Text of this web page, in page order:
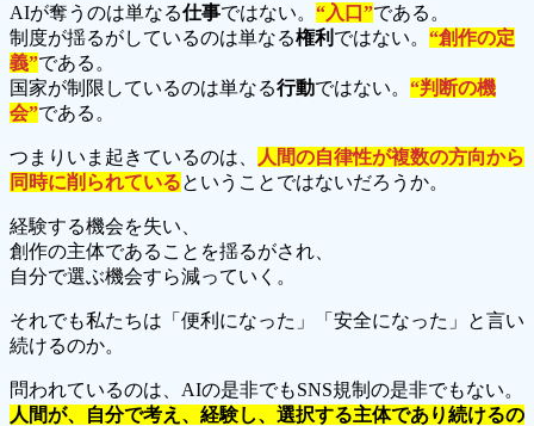
AIが奪うのは単なる仕事ではない。 “入口”である。
制度が揺るがしているのは単なる権利 ではない。 “創作の定
義”である。
国家が制限しているのは単なる行動ではない。 “判断の機
会”である。
つまりいま起きているのは、
人間の自律性が複数の方向から
同時に削られているということではないだろうか。
経験する機会を失い、
創作の主体であることを揺るがされ、
自分で選ぶ機会すら減っていく。
それでも私たちは「便利になった」「安全になった」と言い
続けるのか。
問われているのは、AIの是非でもSNS規制の是非でもない。
人間が、自分で考え、経験し、選択する主体であり続けるの